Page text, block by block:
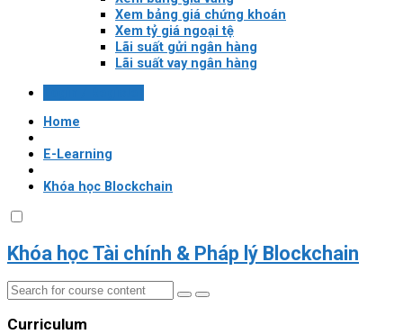
Xem bảng giá chứng khoán
Xem tỷ giá ngoại tệ
Lãi suất gửi ngân hàng
Lãi suất vay ngân hàng
Home
E-Learning
Khóa học Blockchain
Khóa học Tài chính & Pháp lý Blockchain
Curriculum